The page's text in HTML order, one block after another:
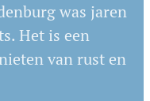
was jaren
Het is een
van rust en